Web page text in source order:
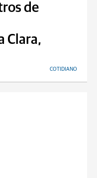
de
Clara,
COTIDIANO